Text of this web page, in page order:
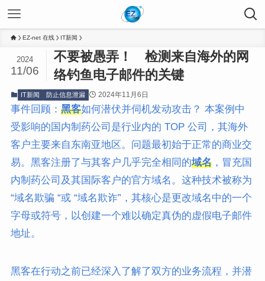
EZ-net 在线 IT新闻
不要被愚弄！ 检测来自海外的网
络钓鱼电子邮件的关键
2024
11/06
IT新闻 防止信息泄漏 2024年11月6日
事件回顾： 黑客如何潜伏并伺机发动攻击？ 本案例中
受影响的国内制药公司是行业内的 TOP 公司，其海外
客户主要来自东南亚地区。问题最初始于正常的商业交
易。黑客注册了与其客户几乎完全相同的域名，冒充国
内制药公司及其国际客户的官方域名。这种技术被称为
“域名欺骗 “或 “域名欺诈”，其核心是更改域名中的一个
字母或符号，以创建一个难以确定真伪的虚假电子邮件
地址。
黑客在行动之前已经深入了解了双方的业务流程，并潜